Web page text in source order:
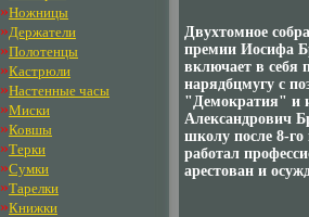
»Ножницы
»Держатели
»Полотенцы
»Кастрюли
»Настенные часы
»Миски
»Ковшы
»Терки
»Сумки
»Тарелки
»Книжки
Двухтомное
премии Иосифа
включает в себя
нарядбцмугу с
"Демократия" и
Александрович
школу после 8-го
работал
арестован и